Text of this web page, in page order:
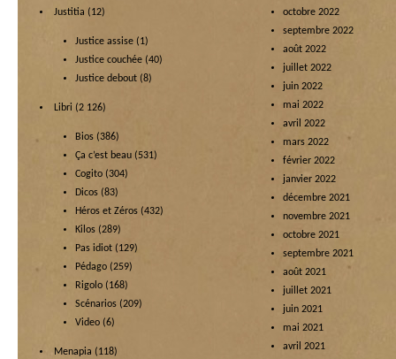
Justitia (12)
Justice assise (1)
Justice couchée (40)
Justice debout (8)
Libri (2 126)
Bios (386)
Ça c’est beau (531)
Cogito (304)
Dicos (83)
Héros et Zéros (432)
Kilos (289)
Pas idiot (129)
Pédago (259)
Rigolo (168)
Scénarios (209)
Video (6)
Menapia (118)
octobre 2022
septembre 2022
août 2022
juillet 2022
juin 2022
mai 2022
avril 2022
mars 2022
février 2022
janvier 2022
décembre 2021
novembre 2021
octobre 2021
septembre 2021
août 2021
juillet 2021
juin 2021
mai 2021
avril 2021